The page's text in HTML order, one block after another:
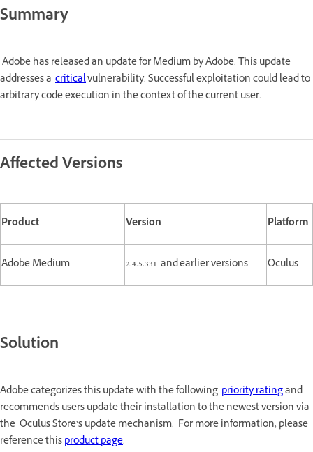
Summary
Adobe has released an update for Medium by Adobe. This update
addresses a criticalvulnerability. Successful exploitation could lead to
arbitrary code execution in the context of the current user.
Affected Versions
Product Version Platform
Adobe Medium 2.4.5.331 and earlier versions Oculus
Solution
Adobe categorizes this update with the following priority ratingand
recommends users update their installation to the newest version via
the Oculus Store’s update mechanism. For more information, please
reference thisproduct page.